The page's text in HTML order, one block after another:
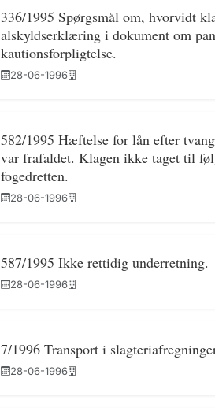
336/1995 Spørgsmål om, hvorvidt
alskyldserklæring i dokument om
kautionsforpligtelse.
28-06-1996
582/1995 Hæftelse for lån efter
var frafaldet. Klagen ikke taget til
fogedretten.
28-06-1996
587/1995 Ikke rettidig underretning.
28-06-1996
7/1996 Transport i
28-06-1996